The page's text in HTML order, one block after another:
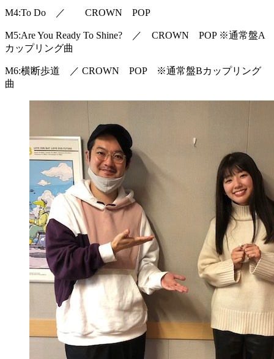
M4:To Do ／ CROWN POP
M5:Are You Ready To Shine? ／ CROWN POP ※通常盤A
カップリング曲
M6:横断歩道 ／ CROWN POP ※通常盤Bカップリング
曲